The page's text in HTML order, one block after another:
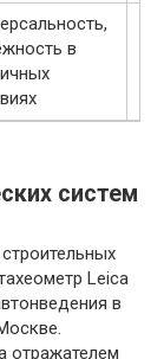
в
систем
Leica
в
отражателем